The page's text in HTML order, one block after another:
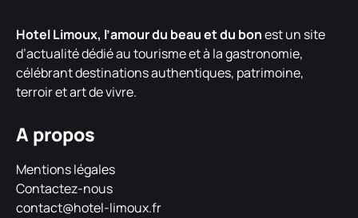
Hotel Limoux, l’amour du beau et du bonest un site
d’actualité dédié au tourisme et à la gastronomie,
célébrant destinations authentiques, patrimoine,
terroir et art de vivre.
A propos
Mentions légales
Contactez-nous
contact@hotel-limoux.fr